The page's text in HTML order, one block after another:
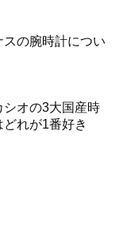
スの腕時計につい
シオの3大国産時
れが1番好き